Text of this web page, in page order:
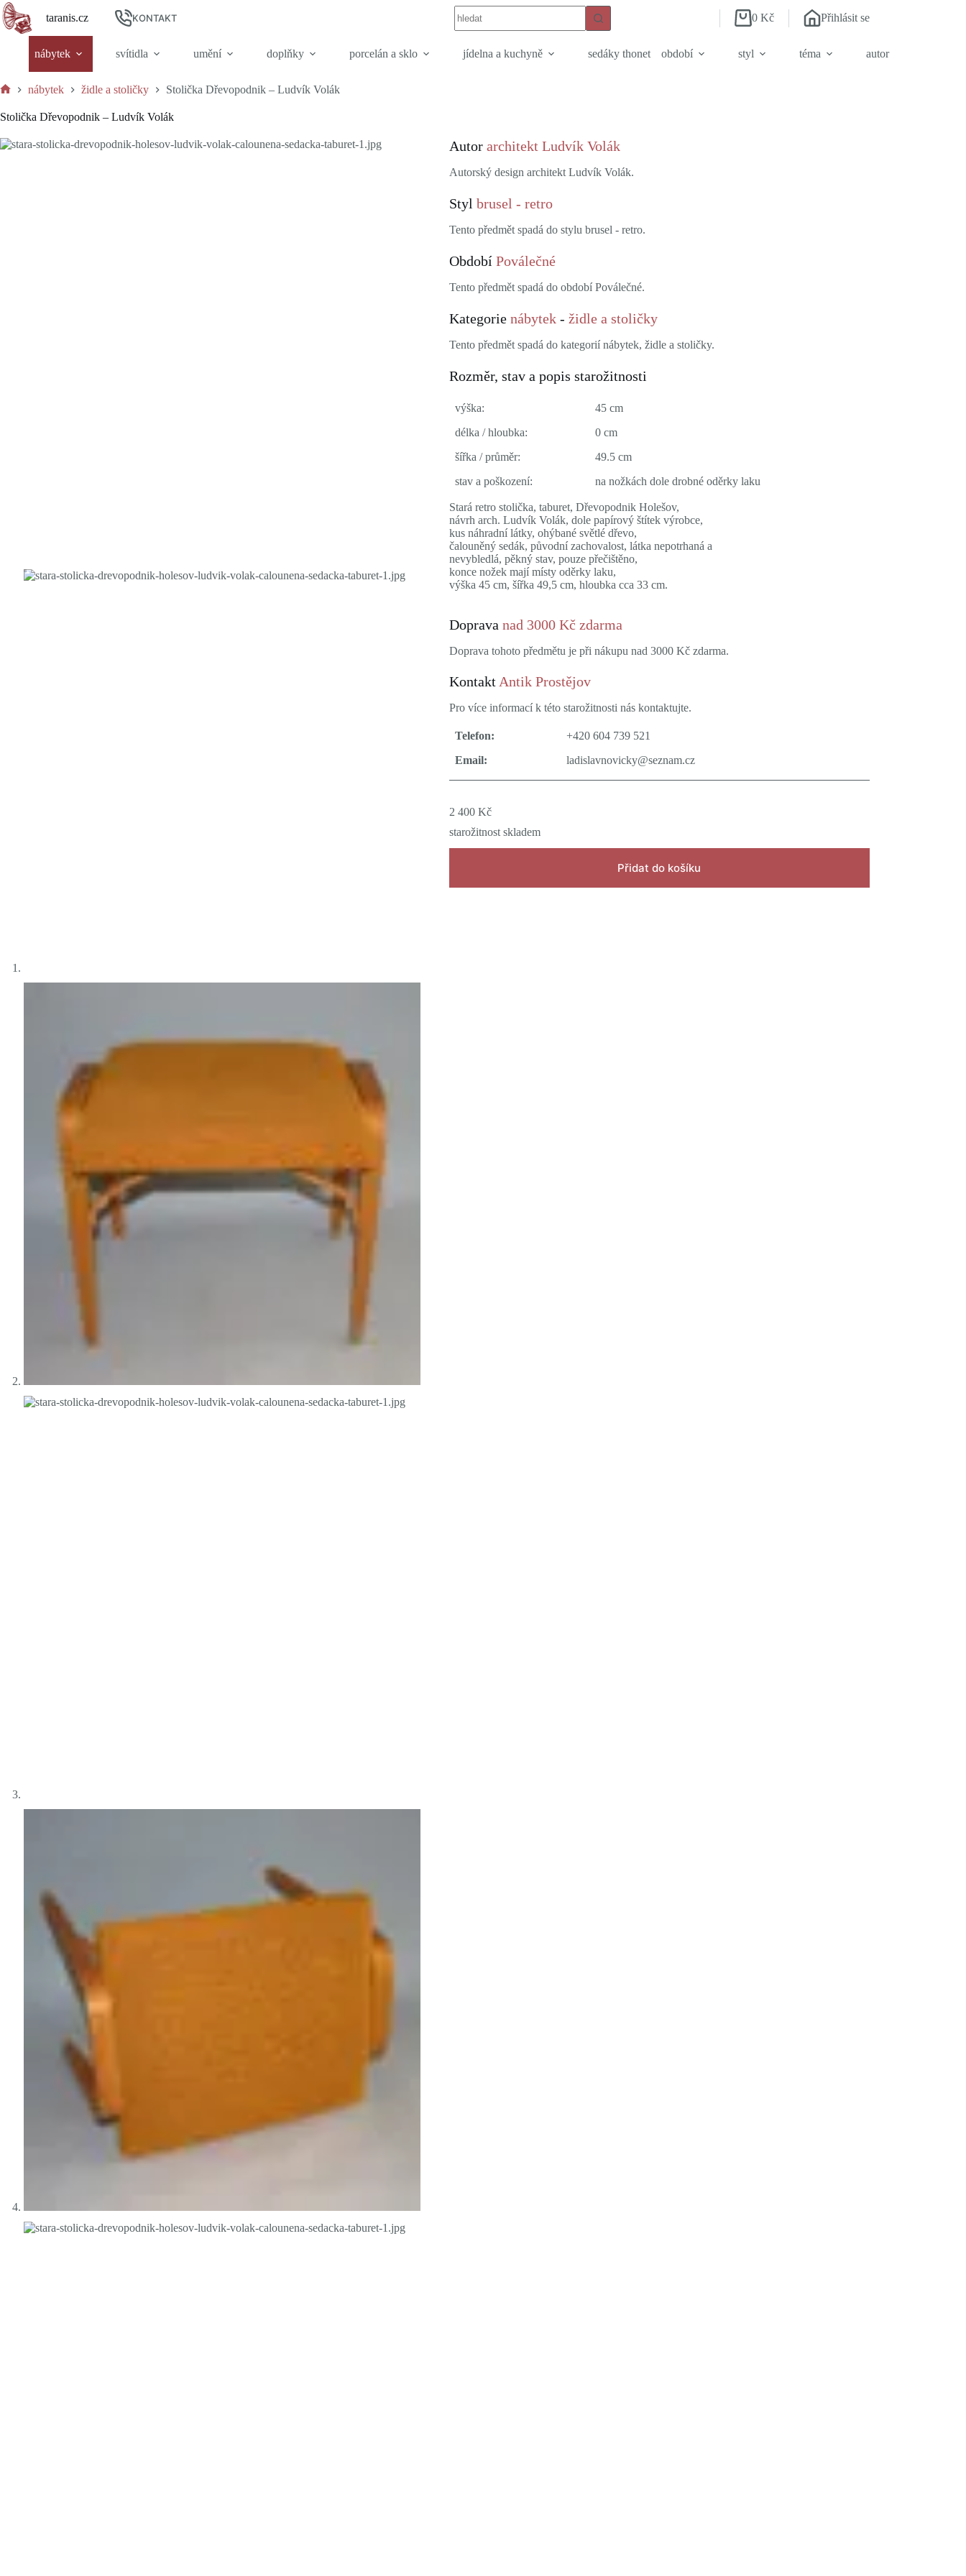
Skip
to
content
taranis.cz KONTAKT
Shopping
0 Kč Přihlásit se
nábytek svítidla umění doplňky porcelán a sklo jídelna a kuchyně sedáky thonet období styl téma autor
nábytek židle a stoličky Stolička Dřevopodnik – Ludvík Volák
Stolička Dřevopodnik – Ludvík Volák
Autor architekt Ludvík Volák
Autorský design architekt Ludvík Volák.
Styl brusel - retro
Tento předmět spadá do stylu brusel - retro.
Období Poválečné
Tento předmět spadá do období Poválečné.
Kategorie nábytek- židle a stoličky
Tento předmět spadá do kategorií nábytek, židle a stoličky.
Rozměr, stav a popis starožitnosti
výška:
45 cm
délka / hloubka:
0 cm
šířka / průměr:
49.5 cm
stav a poškození:
na nožkách dole drobné oděrky laku
Stará retro stolička, taburet, Dřevopodnik Holešov,
návrh arch. Ludvík Volák, dole papírový štítek výrobce,
kus náhradní látky, ohýbané světlé dřevo,
čalouněný sedák, původní zachovalost, látka nepotrhaná a
nevybledlá, pěkný stav, pouze přečištěno,
konce nožek mají místy oděrky laku,
výška 45 cm, šířka 49,5 cm, hloubka cca 33 cm.
Doprava nad 3000 Kč zdarma
Doprava tohoto předmětu je při nákupu nad 3000 Kč zdarma.
Kontakt Antik Prostějov
Pro více informací k této starožitnosti nás kontaktujte.
Telefon:
+420 604 739 521
Email:
ladislavnovicky@seznam.cz
2 400 Kč
starožitnost skladem
Přidat do košíku